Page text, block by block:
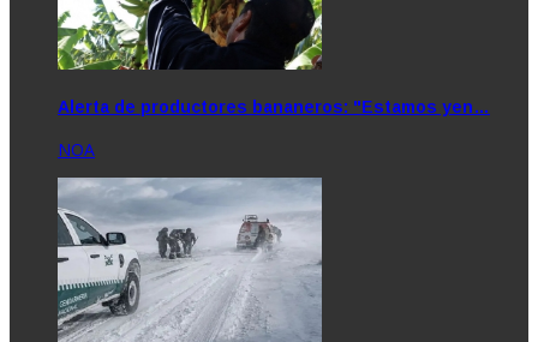
Alerta de productores bananeros: "Estamos yen…
NOA